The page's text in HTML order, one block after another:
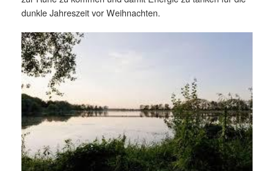
dunkle Jahreszeit vor Weihnachten.